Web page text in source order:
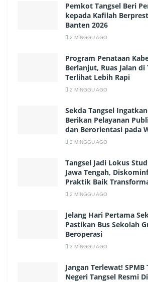
Pemkot Tangsel Beri
kepada Kafilah
Banten 2026
2 MINGGU AGO
Program Penataan
Berlanjut, Ruas Jalan di
Terlihat Lebih Rapi
2 MINGGU AGO
Sekda Tangsel
Berikan Pelayanan
dan Berorientasi pada
2 MINGGU AGO
Tangsel Jadi Lokus
Jawa Tengah,
Praktik Baik
2 MINGGU AGO
Jelang Hari Pertama
Pastikan Bus Sekolah
Beroperasi
3 MINGGU AGO
Jangan Terlewat! SPMB
Negeri Tangsel Resmi